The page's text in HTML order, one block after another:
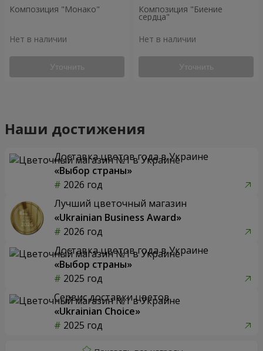
Композиция "Монако"
Нет в наличии
Уточнить
Композиция "Биение
сердца"
Нет в наличии
Уточнить
Наши достижения
Доставка цветов года в Украине
«Выбор страны»
2026 год
Лучший цветочный магазин
«Ukrainian Business Award»
2026 год
Доставка цветов года в Украине
«Выбор страны»
2025 год
Сервис доставки цветов
«Ukrainian Choice»
2025 год